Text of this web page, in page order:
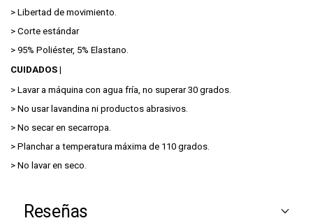
> Libertad de movimiento.
> Corte estándar
> 95% Poliéster, 5% Elastano.
CUIDADOS |
> Lavar a máquina con agua fría, no superar 30 grados.
> No usar lavandina ni productos abrasivos.
> No secar en secarropa.
> Planchar a temperatura máxima de 110 grados.
> No lavar en seco.
Reseñas